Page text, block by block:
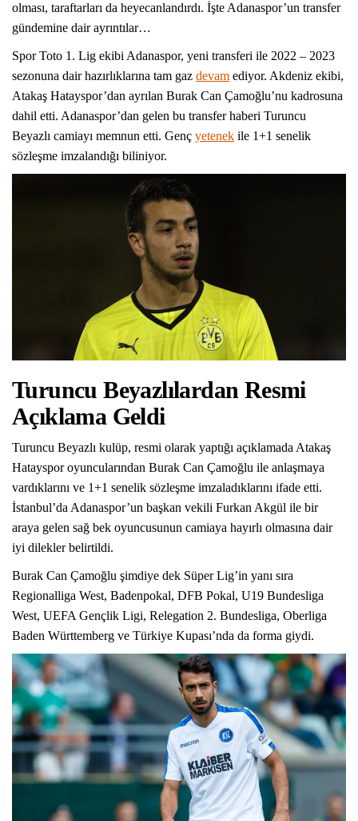
olması, taraftarları da heyecanlandırdı. İşte Adanaspor’un transfer
gündemine dair ayrıntılar…
Spor Toto 1. Lig ekibi Adanaspor, yeni transferi ile 2022 – 2023
sezonuna dair hazırlıklarına tam gaz devam ediyor. Akdeniz ekibi,
Atakaş Hatayspor’dan ayrılan Burak Can Çamoğlu’nu kadrosuna
dahil etti. Adanaspor’dan gelen bu transfer haberi Turuncu
Beyazlı camiayı memnun etti. Genç yetenek ile 1+1 senelik
sözleşme imzalandığı biliniyor.
Turuncu Beyazlılardan Resmi
Açıklama Geldi
Turuncu Beyazlı kulüp, resmi olarak yaptığı açıklamada Atakaş
Hatayspor oyuncularından Burak Can Çamoğlu ile anlaşmaya
vardıklarını ve 1+1 senelik sözleşme imzaladıklarını ifade etti.
İstanbul’da Adanaspor’un başkan vekili Furkan Akgül ile bir
araya gelen sağ bek oyuncusunun camiaya hayırlı olmasına dair
iyi dilekler belirtildi.
Burak Can Çamoğlu şimdiye dek Süper Lig’in yanı sıra
Regionalliga West, Badenpokal, DFB Pokal, U19 Bundesliga
West, UEFA Gençlik Ligi, Relegation 2. Bundesliga, Oberliga
Baden Württemberg ve Türkiye Kupası’nda da forma giydi.